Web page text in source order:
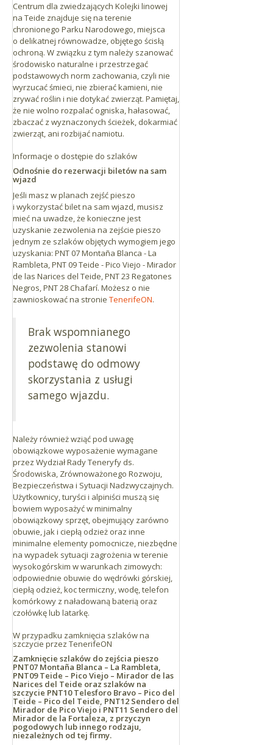
Centrum dla zwiedzających Kolejki linowej
na Teide znajduje się na terenie
chronionego Parku Narodowego, miejsca
o delikatnej równowadze, objętego ścisłą
ochroną. W związku z tym należy szanować
środowisko naturalne i przestrzegać
podstawowych norm zachowania, czyli nie
wyrzucać śmieci, nie zbierać kamieni, nie
zrywać roślin i nie dotykać zwierząt. Pamiętaj,
że nie wolno rozpalać ogniska, hałasować,
zbaczać z wyznaczonych ścieżek, dokarmiać
zwierząt, ani rozbijać namiotu.
Informacje o dostępie do szlaków
Odnośnie do rezerwacji biletów na sam
wjazd
Jeśli masz w planach zejść pieszo
i wykorzystać bilet na sam wjazd, musisz
mieć na uwadze, że konieczne jest
uzyskanie zezwolenia na zejście pieszo
jednym ze szlaków objętych wymogiem jego
uzyskania: PNT 07 Montaña Blanca - La
Rambleta, PNT 09 Teide - Pico Viejo - Mirador
de las Narices del Teide, PNT 23 Regatones
Negros, PNT 28 Chafarí. Możesz o nie
zawnioskować na stronie TenerifeON.
Brak wspomnianego
zezwolenia stanowi
podstawę do odmowy
skorzystania z usługi
samego wjazdu.
Należy również wziąć pod uwagę
obowiązkowe wyposażenie wymagane
przez Wydział Rady Teneryfy ds.
Środowiska, Zrównoważonego Rozwoju,
Bezpieczeństwa i Sytuacji Nadzwyczajnych.
Użytkownicy, turyści i alpiniści muszą się
bowiem wyposażyć w minimalny
obowiązkowy sprzęt, obejmujący zarówno
obuwie, jak i ciepłą odzież oraz inne
minimalne elementy pomocnicze, niezbędne
na wypadek sytuacji zagrożenia w terenie
wysokogórskim w warunkach zimowych:
odpowiednie obuwie do wędrówki górskiej,
ciepłą odzież, koc termiczny, wodę, telefon
komórkowy z naładowaną baterią oraz
czołówkę lub latarkę.
W przypadku zamknięcia szlaków na
szczycie przez TenerifeON
Zamknięcie szlaków do zejścia pieszo
PNT07 Montaña Blanca – La Rambleta,
PNT09 Teide – Pico Viejo – Mirador de las
Narices del Teide oraz szlaków na
szczycie PNT10 Telesforo Bravo – Pico del
Teide – Pico del Teide, PNT12 Sendero del
Mirador de Pico Viejo i PNT11 Sendero del
Mirador de la Fortaleza, z przyczyn
pogodowych lub innego rodzaju,
niezależnych od tej firmy.